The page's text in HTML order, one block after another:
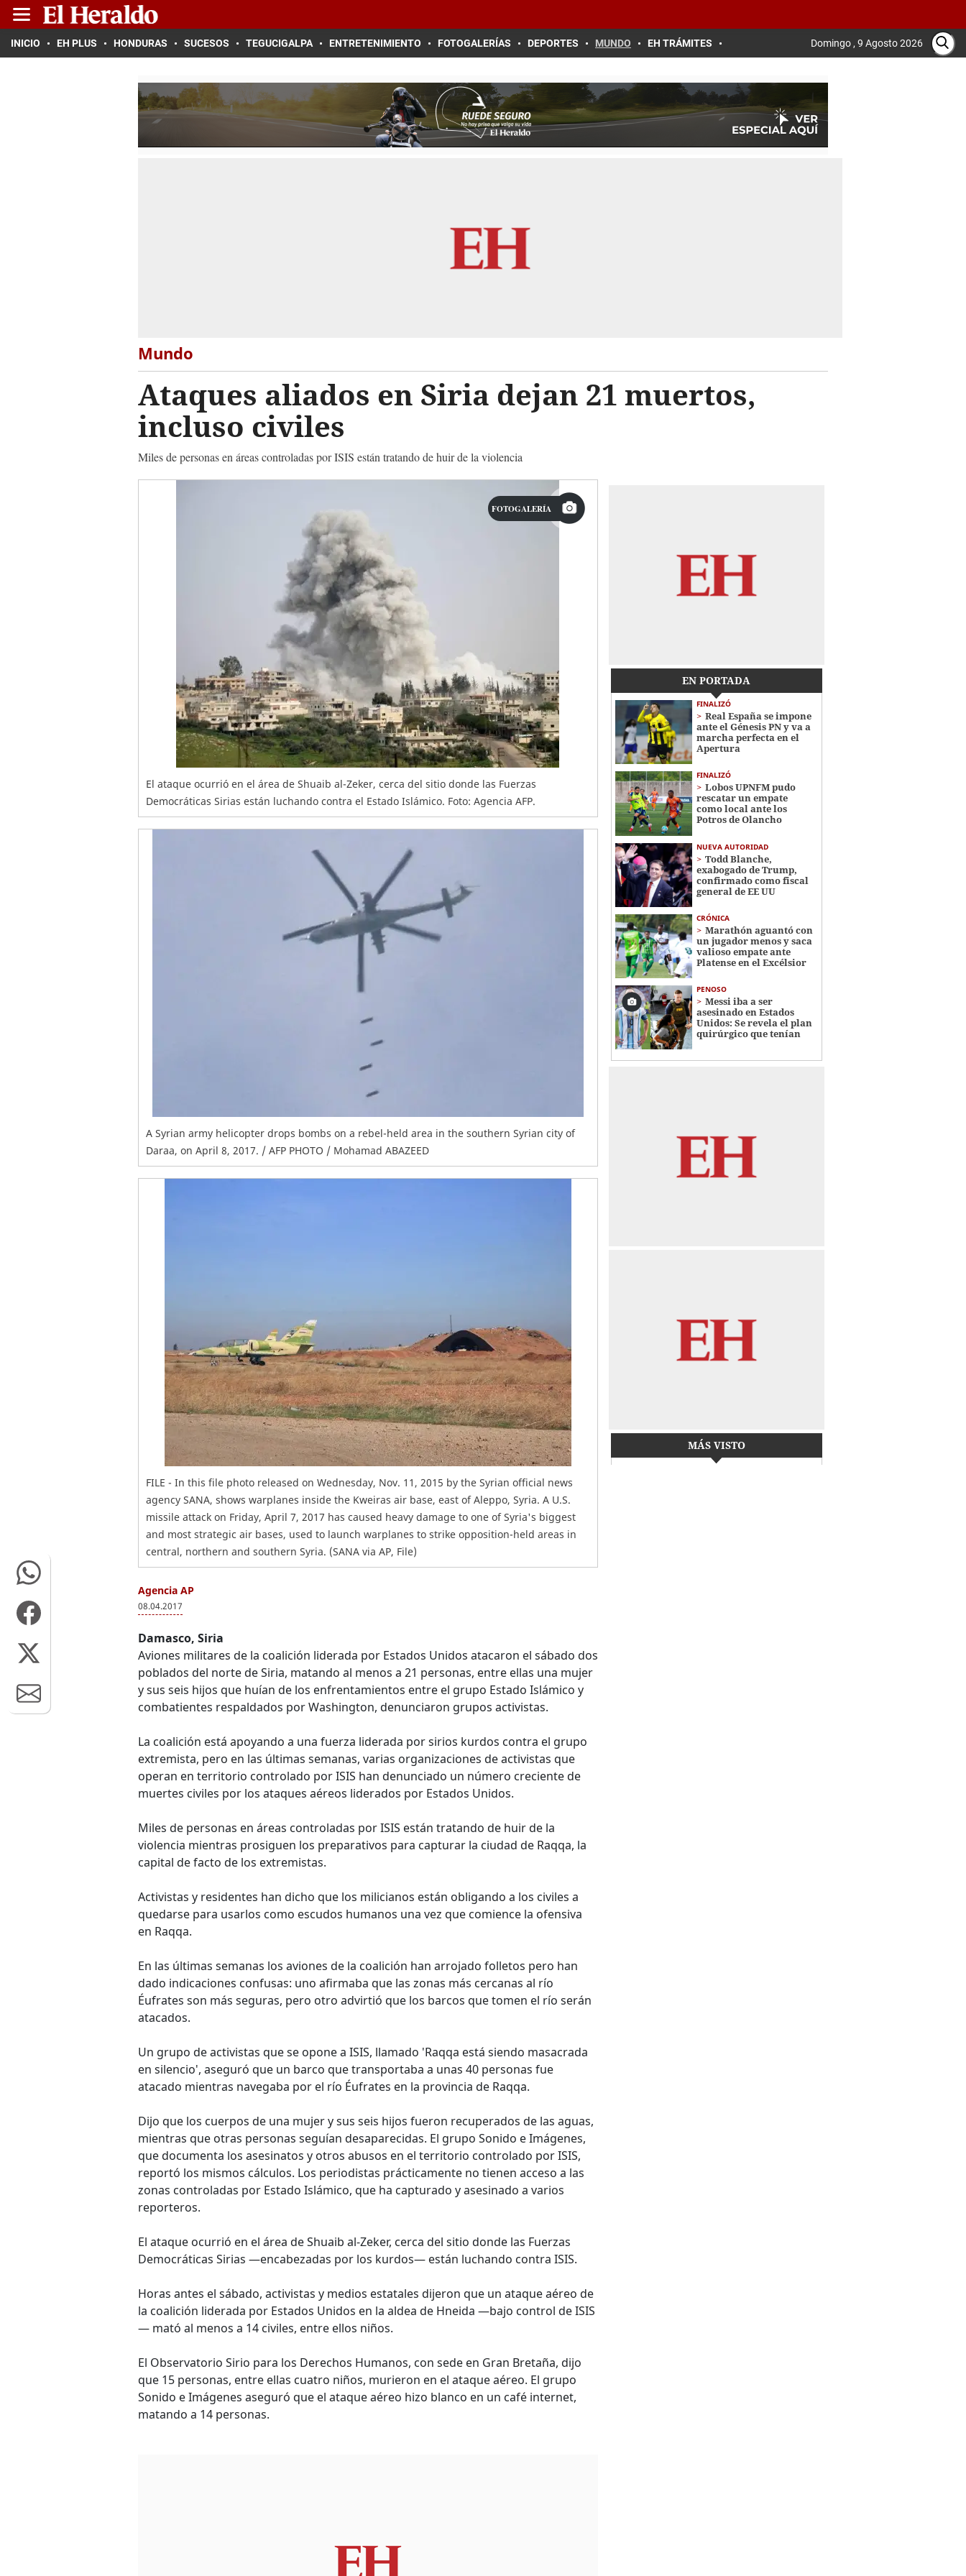
INICIO EH PLUS HONDURAS SUCESOS TEGUCIGALPA ENTRETENIMIENTO FOTOGALERÍAS DEPORTES MUNDO EH TRÁMITES Domingo , 9 Agosto 2026
Mundo
Ataques aliados en Siria dejan 21 muertos,
incluso civiles
Miles de personas en áreas controladas por ISIS están tratando de huir de la violencia
FOTOGALERÍA
El ataque ocurrió en el área de Shuaib al-Zeker, cerca del sitio donde las Fuerzas
Democráticas Sirias están luchando contra el Estado Islámico. Foto: Agencia AFP.
A Syrian army helicopter drops bombs on a rebel-held area in the southern Syrian city of
Daraa, on April 8, 2017. / AFP PHOTO / Mohamad ABAZEED
FILE - In this file photo released on Wednesday, Nov. 11, 2015 by the Syrian official news
agency SANA, shows warplanes inside the Kweiras air base, east of Aleppo, Syria. A U.S.
missile attack on Friday, April 7, 2017 has caused heavy damage to one of Syria's biggest
and most strategic air bases, used to launch warplanes to strike opposition-held areas in
central, northern and southern Syria. (SANA via AP, File)
Agencia AP
08.04.2017
Damasco, Siria
Aviones militares de la coalición liderada por Estados Unidos atacaron el sábado dos
poblados del norte de Siria, matando al menos a 21 personas, entre ellas una mujer
y sus seis hijos que huían de los enfrentamientos entre el grupo Estado Islámico y
combatientes respaldados por Washington, denunciaron grupos activistas.
La coalición está apoyando a una fuerza liderada por sirios kurdos contra el grupo
extremista, pero en las últimas semanas, varias organizaciones de activistas que
operan en territorio controlado por ISIS han denunciado un número creciente de
muertes civiles por los ataques aéreos liderados por Estados Unidos.
Miles de personas en áreas controladas por ISIS están tratando de huir de la
violencia mientras prosiguen los preparativos para capturar la ciudad de Raqqa, la
capital de facto de los extremistas.
Activistas y residentes han dicho que los milicianos están obligando a los civiles a
quedarse para usarlos como escudos humanos una vez que comience la ofensiva
en Raqqa.
En las últimas semanas los aviones de la coalición han arrojado folletos pero han
dado indicaciones confusas: uno afirmaba que las zonas más cercanas al río
Éufrates son más seguras, pero otro advirtió que los barcos que tomen el río serán
atacados.
Un grupo de activistas que se opone a ISIS, llamado 'Raqqa está siendo masacrada
en silencio', aseguró que un barco que transportaba a unas 40 personas fue
atacado mientras navegaba por el río Éufrates en la provincia de Raqqa.
Dijo que los cuerpos de una mujer y sus seis hijos fueron recuperados de las aguas,
mientras que otras personas seguían desaparecidas. El grupo Sonido e Imágenes,
que documenta los asesinatos y otros abusos en el territorio controlado por ISIS,
reportó los mismos cálculos. Los periodistas prácticamente no tienen acceso a las
zonas controladas por Estado Islámico, que ha capturado y asesinado a varios
reporteros.
El ataque ocurrió en el área de Shuaib al-Zeker, cerca del sitio donde las Fuerzas
Democráticas Sirias —encabezadas por los kurdos— están luchando contra ISIS.
Horas antes el sábado, activistas y medios estatales dijeron que un ataque aéreo de
la coalición liderada por Estados Unidos en la aldea de Hneida —bajo control de ISIS
— mató al menos a 14 civiles, entre ellos niños.
El Observatorio Sirio para los Derechos Humanos, con sede en Gran Bretaña, dijo
que 15 personas, entre ellas cuatro niños, murieron en el ataque aéreo. El grupo
Sonido e Imágenes aseguró que el ataque aéreo hizo blanco en un café internet,
matando a 14 personas.
EN PORTADA
FINALIZÓ
Real España se impone
ante el Génesis PN y va a
marcha perfecta en el
Apertura
FINALIZÓ
Lobos UPNFM pudo
rescatar un empate
como local ante los
Potros de Olancho
NUEVA AUTORIDAD
Todd Blanche,
exabogado de Trump,
confirmado como fiscal
general de EE UU
CRÓNICA
Marathón aguantó con
un jugador menos y saca
valioso empate ante
Platense en el Excélsior
PENOSO
Messi iba a ser
asesinado en Estados
Unidos: Se revela el plan
quirúrgico que tenían
MÁS VISTO